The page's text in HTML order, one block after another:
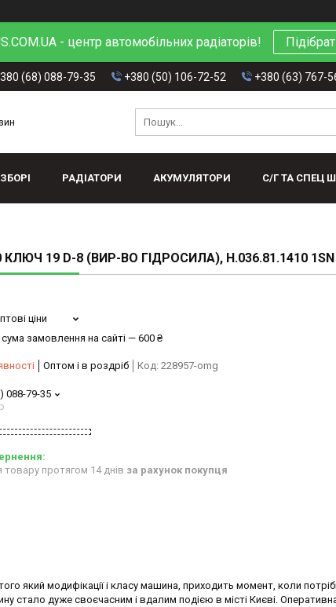
- центр автомобільних радіаторів!
(68) 088-79-35 +380 (50) 106-72-52 +380 (63) 767-
РАДІАТОРИ АКУМУЛЯТОРИ С/Г ТА СПЕЦ
КЛЮЧ 19 D-8 (ВИР-ВО ГІДРОСИЛА), Н.036.81.1410 1SN
ціни
замовлення на сайті — 600 ₴
Оптом і в роздріб Код: 228957-omg
088-79-35
товару протягом 14 днів за рахунок покупця
який модифікації і класу машина, приходить момент, коли
стало дуже своєчасним і вдалим подією в місті Києві.